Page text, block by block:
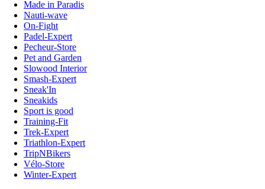
Made in Paradis
Nauti-wave
On-Fight
Padel-Expert
Pecheur-Store
Pet and Garden
Slowood Interior
Smash-Expert
Sneak'In
Sneakids
Sport is good
Training-Fit
Trek-Expert
Triathlon-Expert
TripNBikers
Vélo-Store
Winter-Expert